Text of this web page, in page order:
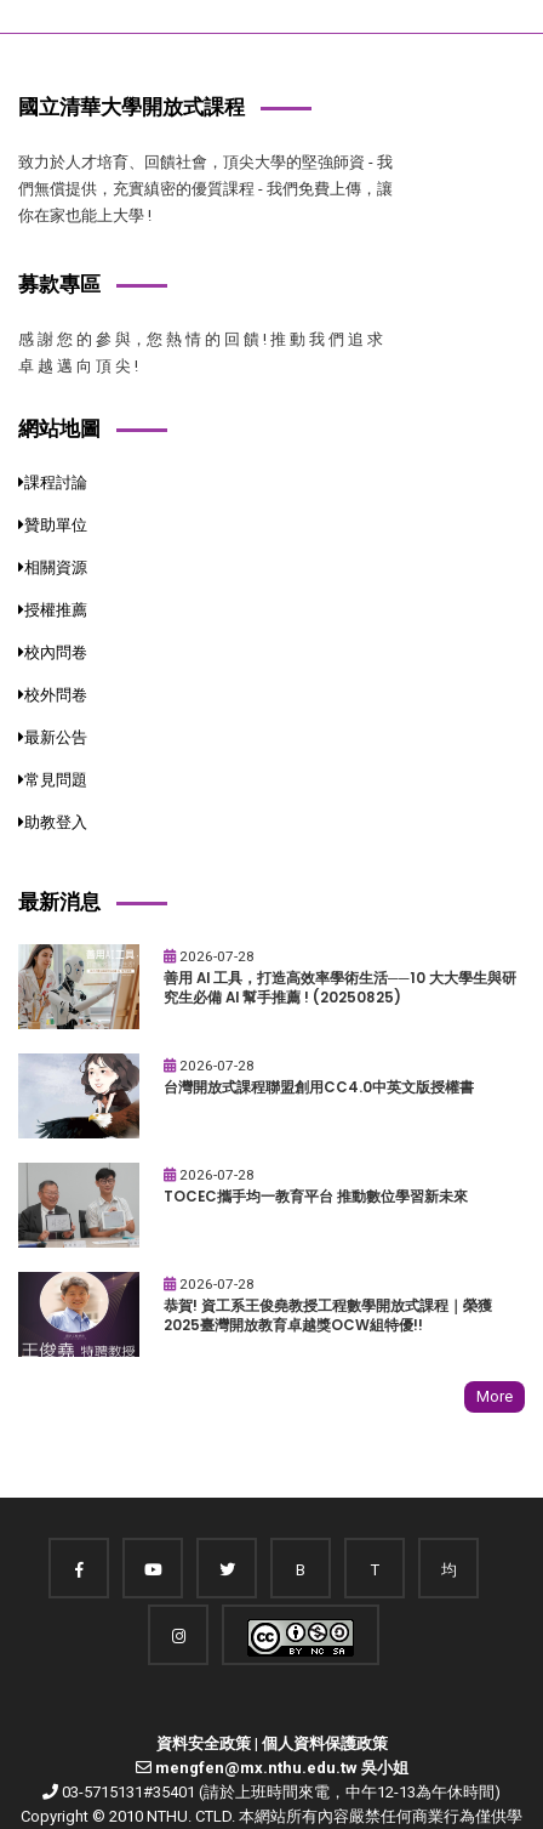
國立清華大學開放式課程
致力於人才培育、回饋社會，頂尖大學的堅強師資 - 我
們無償提供，充實縝密的優質課程 - 我們免費上傳，讓
你在家也能上大學 !
募款專區
感 謝 您 的 參 與，您 熱 情 的 回 饋 ! 推 動 我 們 追 求
卓 越 邁 向 頂 尖 !
網站地圖
課程討論
贊助單位
相關資源
授權推薦
校內問卷
校外問卷
最新公告
常見問題
助教登入
最新消息
2026-07-28
善用 AI 工具，打造高效率學術生活──10 大大學生與研
究生必備 AI 幫手推薦 ! (20250825)
2026-07-28
台灣開放式課程聯盟創用CC4.0中英文版授權書
2026-07-28
TOCEC攜手均一教育平台 推動數位學習新未來
2026-07-28
恭賀! 資工系王俊堯教授工程數學開放式課程｜榮獲
2025臺灣開放教育卓越獎OCW組特優!!
More
B T 均
資料安全政策| 個人資料保護政策
mengfen@mx.nthu.edu.tw 吳小姐
03-5715131#35401 (請於上班時間來電，中午12-13為午休時間)
Copyright © 2010 NTHU. CTLD. 本網站所有內容嚴禁任何商業行為僅供學